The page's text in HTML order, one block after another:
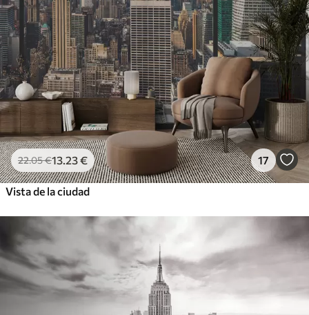
22.05€13 .23€ 17
Vista de la ciudad